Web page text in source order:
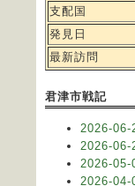
支配国
発見日
最新訪問
君津市戦記
2026-
2026-
2026-
2026-